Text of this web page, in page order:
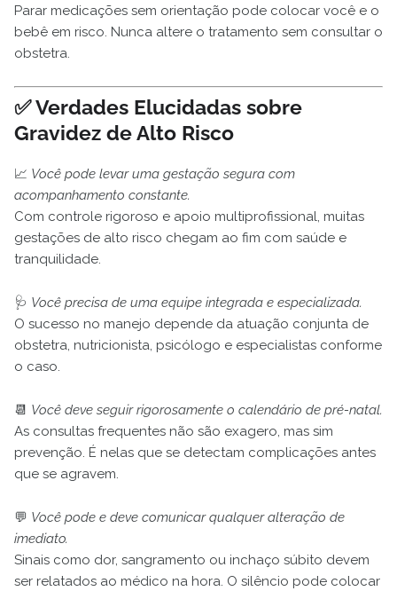
Parar medicações sem orientação pode colocar você e o
bebê em risco. Nunca altere o tratamento sem consultar o
obstetra.
✅Verdades Elucidadas sobre
Gravidez de Alto Risco
📈 Você pode levar uma gestação segura com
acompanhamento constante.
Com controle rigoroso e apoio multiprofissional, muitas
gestações de alto risco chegam ao fim com saúde e
tranquilidade.
🩺 Você precisa de uma equipe integrada e especializada.
O sucesso no manejo depende da atuação conjunta de
obstetra, nutricionista, psicólogo e especialistas conforme
o caso.
📆 Você deve seguir rigorosamente o calendário de pré-natal.
As consultas frequentes não são exagero, mas sim
prevenção. É nelas que se detectam complicações antes
que se agravem.
💬 Você pode e deve comunicar qualquer alteração de
imediato.
Sinais como dor, sangramento ou inchaço súbito devem
ser relatados ao médico na hora. O silêncio pode colocar